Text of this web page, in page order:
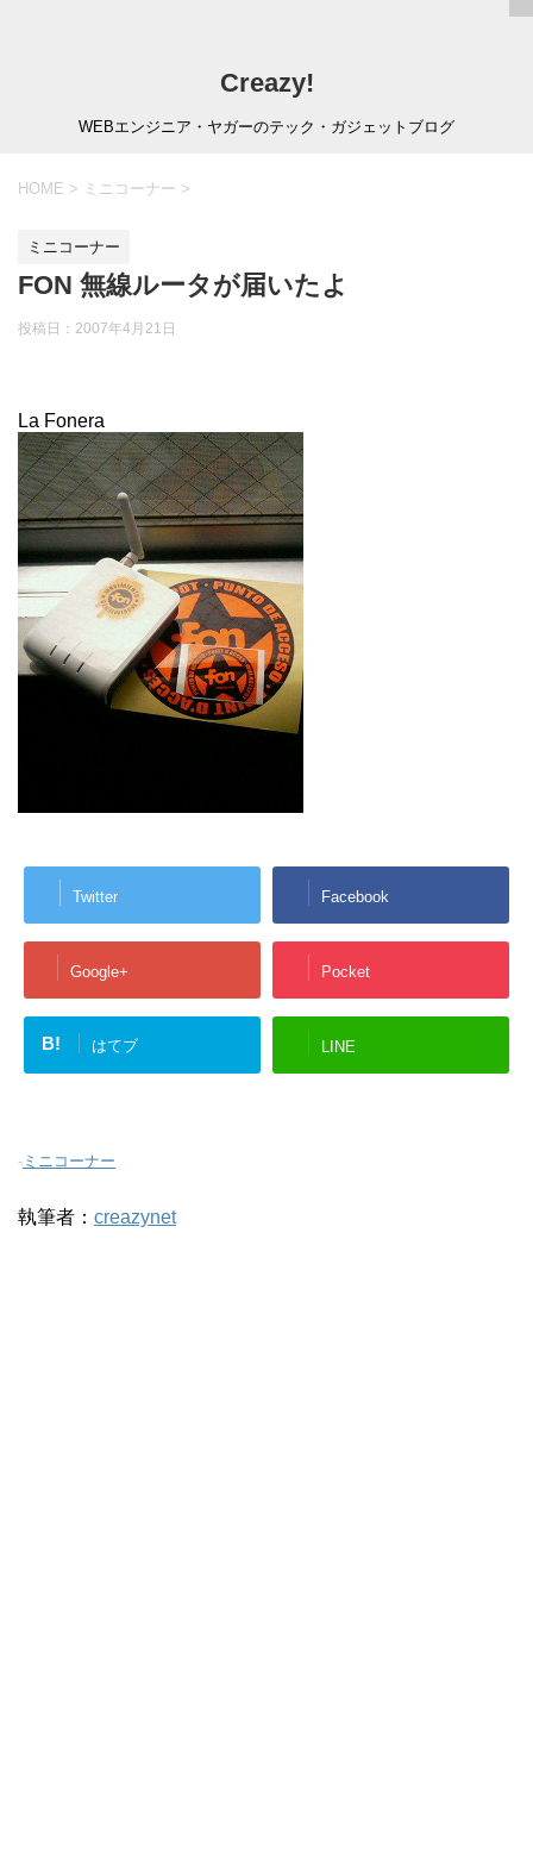
Creazy!
WEBエンジニア・ヤガーのテック・ガジェットブログ
HOME > ミニコーナー >
ミニコーナー
FON 無線ルータが届いたよ
投稿日： 2007年4月21日
La Fonera
Twitter Facebook
Google+ Pocket
B! はてブ LINE
- ミニコーナー
執筆者： creazynet